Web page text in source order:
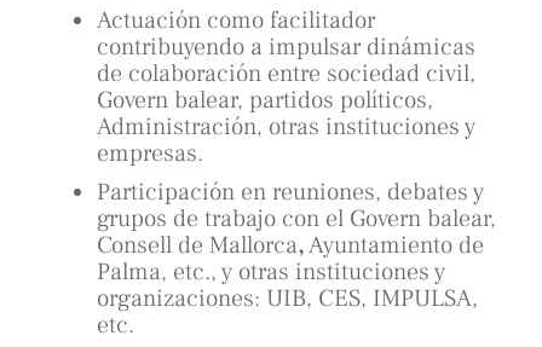
Actuación como facilitador
contribuyendo a impulsar dinámicas
de colaboración entre sociedad civil,
Govern balear, partidos políticos,
Administración, otras instituciones y
empresas.
Participación en reuniones, debates y
grupos de trabajo con el Govern balear,
Consell de Mallorca,Ayuntamiento de
Palma, etc., y otras instituciones y
organizaciones: UIB, CES, IMPULSA,
etc.